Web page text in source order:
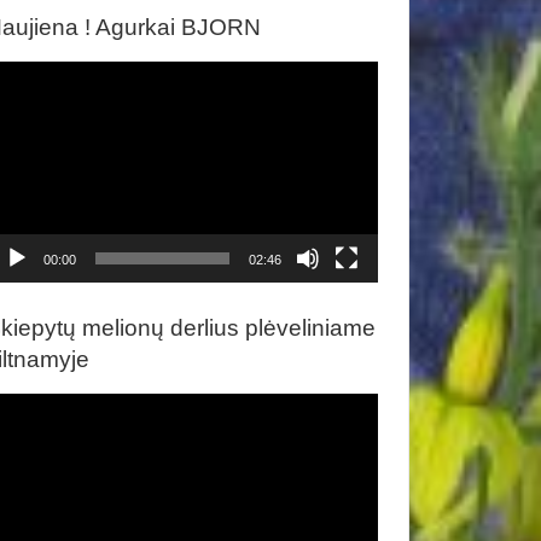
! Agurkai BJORN
00:00 02:46
melionų derlius plėveliniame